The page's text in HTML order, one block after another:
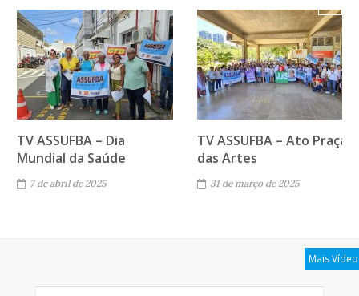
TV ASSUFBA – Dia
Mundial da Saúde
7 de abril de 2025
TV ASSUFBA – Ato Praça
das Artes
31 de março de 2025
Next
Mais